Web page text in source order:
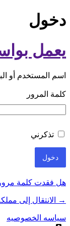
دخول
يعمل
اسم المستخدم أو
كلمة المرور
تذكرني
هل فقدت كلمة
→ الانتقال إلى
سياسه الخصوصيه